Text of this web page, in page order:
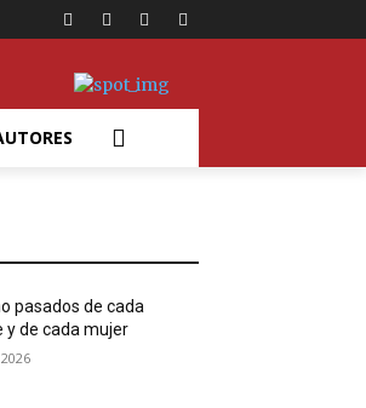
pasados de cada
y de cada mujer